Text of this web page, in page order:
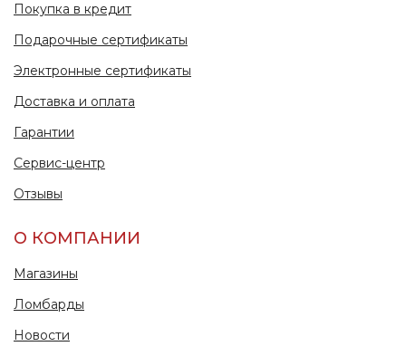
Покупка в кредит
Подарочные сертификаты
Электронные сертификаты
Доставка и оплата
Гарантии
Сервис-центр
Отзывы
О КОМПАНИИ
Магазины
Ломбарды
Новости